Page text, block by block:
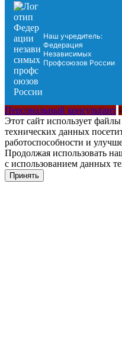
Наш учредитель:
Федерация
Независимых
Профсоюзов России
Персональный консультант
Этот сайт использует
технических данных
работоспособности и
Продолжая использовать
с использованием данных
Принять